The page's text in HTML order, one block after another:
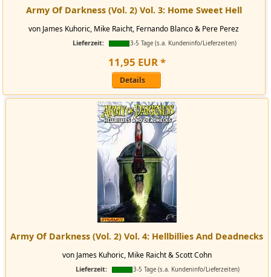
Army Of Darkness (Vol. 2) Vol. 3: Home Sweet Hell
von James Kuhoric, Mike Raicht, Fernando Blanco & Pere Perez
Lieferzeit: 3-5 Tage (s.a. Kundeninfo/Lieferzeiten)
11,95 EUR*
Details
Army Of Darkness (Vol. 2) Vol. 4: Hellbillies And Deadnecks
von James Kuhoric, Mike Raicht & Scott Cohn
Lieferzeit: 3-5 Tage (s.a. Kundeninfo/Lieferzeiten)